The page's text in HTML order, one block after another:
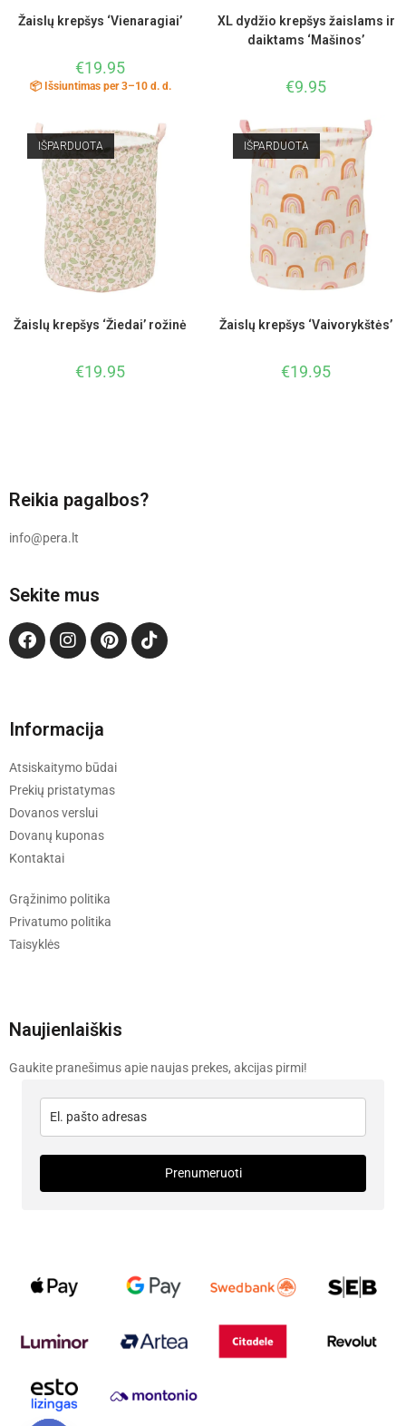
Žaislų krepšys ‘Vienaragiai’
€19.95
📦 Išsiuntimas per 3–10 d. d.
XL dydžio krepšys žaislams ir
daiktams ‘Mašinos’
€9.95
IŠPARDUOTA
Žaislų krepšys ‘Žiedai’ rožinė
€19.95
IŠPARDUOTA
Žaislų krepšys ‘Vaivorykštės’
€19.95
Reikia pagalbos?
info@pera.lt
Sekite mus
Informacija
Atsiskaitymo būdai
Prekių pristatymas
Dovanos verslui
Dovanų kuponas
Kontaktai
Grąžinimo politika
Privatumo politika
Taisyklės
Naujienlaiškis
Gaukite pranešimus apie naujas prekes, akcijas pirmi!
Prenumeruoti